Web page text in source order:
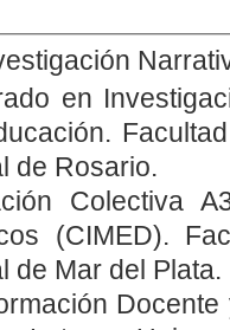
en
de Rosario.
Colectiva
(CIMED).
de Mar del Plata.